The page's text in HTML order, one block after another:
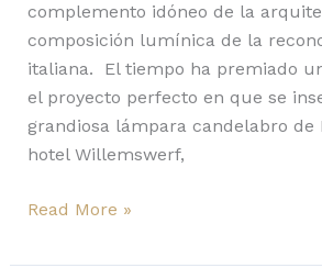
complemento idóneo de la
composición lumínica de la
italiana. El tiempo ha premiado
el proyecto perfecto en que se
grandiosa lámpara candelabro de
hotel Willemswerf,
Read More »